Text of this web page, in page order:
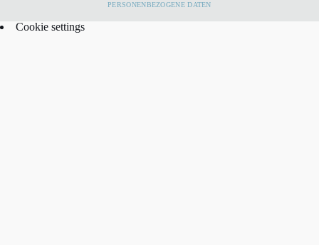
PERSONENBEZOGENE DATEN
Cookie settings